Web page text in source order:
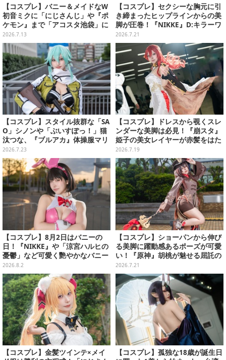
【コスプレ】バニー＆メイドなW
初音ミクに「にじさんじ」や『ポ
ケモン』まで「アコスタ池袋」に
集った美麗レイヤー13選【写真60
枚】
2026.7.13
【コスプレ】セクシーな胸元に引
き締まったヒップラインからの美
脚が圧巻！『NIKKE』D:キラーワ
イフの美女レイヤーが本物すぎた
【写真8枚】
2026.7.21
【コスプレ】スタイル抜群な「SA
O」シノンや「ぶいすぽっ！」猫
汰つな、『ブルアカ』体操服マリ
ーまで“アコスタ池袋”美麗レイヤ
ー11選【写真50枚】
2026.7.23
【コスプレ】ドレスから覗くスレ
ンダーな美脚は必見！『崩スタ』
姫子の美女レイヤーが赤髪をはた
めかせる優美な仕草で魅せる【写
真8枚】
2026.7.19
【コスプレ】8月2日はバニーの
日！『NIKKE』や「涼宮ハルヒの
憂鬱」など可愛く艷やかなバニー
ガールの美女レイヤーまとめ【写
真60枚】
2026.8.2
【コスプレ】ショーパンから伸び
る美脚に躍動感あるポーズが可愛
い！『原神』胡桃が魅せる屈託の
ない笑顔に癒される【写真9枚】
2026.7.21
【コスプレ】金髪ツインテ×メイ
【コスプレ】孤独な18歳が誕生日